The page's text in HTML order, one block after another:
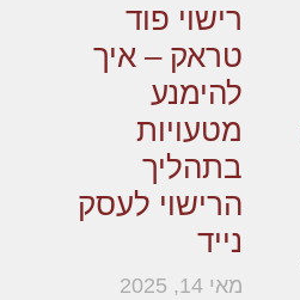
רישוי פוד
טראק – איך
להימנע
מטעויות
בתהליך
הרישוי לעסק
נייד
מאי 14, 2025